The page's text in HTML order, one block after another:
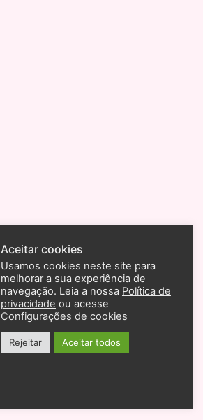
Aceitar cookies
Usamos cookies neste site para
melhorar a sua experiência de
navegação. Leia a nossa Política de
privacidade ou acesse
Configurações de cookies
Rejeitar Aceitar todos